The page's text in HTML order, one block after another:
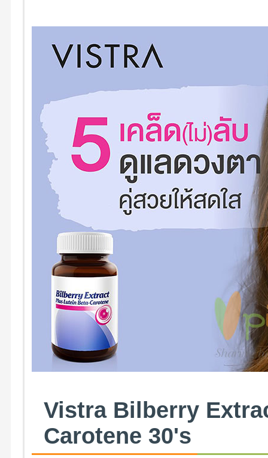
Vistra Bilberry
Carotene 30's